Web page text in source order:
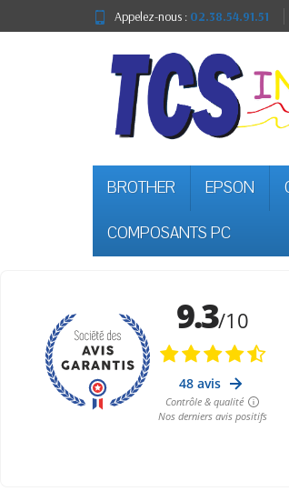
Appelez-nous : 02.38.54.91.51
BROTHER EPSON
COMPOSANTS PC